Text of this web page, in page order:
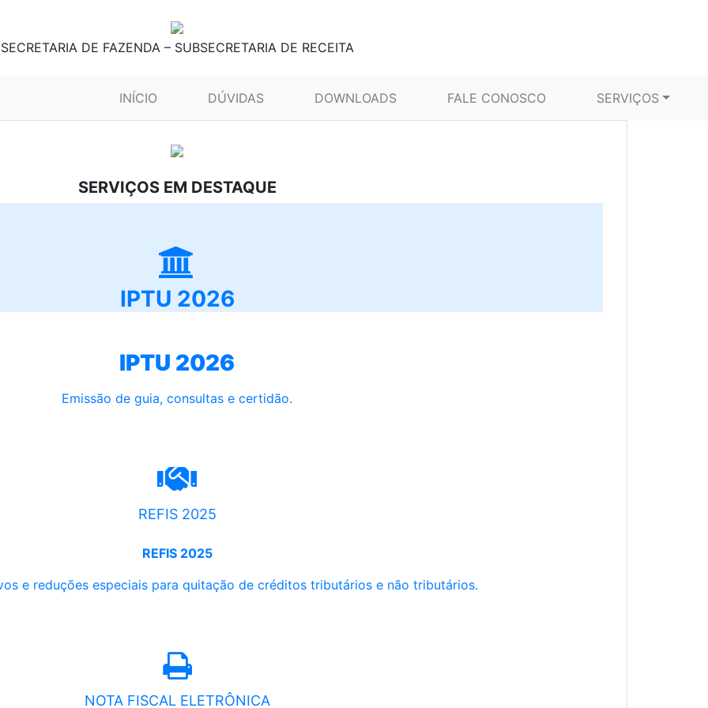
SECRETARIA DE FAZENDA – SUBSECRETARIA DE RECEITA
INÍCIO (CURRENT)DÚVIDAS DOWNLOADS FALE CONOSCO SERVIÇOS
SERVIÇOS EM DESTAQUE
IPTU 2026
IPTU 2026
Emissão de guia, consultas e certidão.
REFIS 2025
REFIS 2025
e reduções especiais para quitação de créditos tributários e não tributários.
NOTA FISCAL ELETRÔNICA